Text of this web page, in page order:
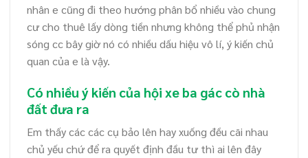
nhân e cũng đi theo hướng phân bổ nhiều vào chung
cư cho thuê lấy dòng tiền nhưng không thể phủ nhận
sóng cc bây giờ nó có nhiều dấu hiệu vô lí, ý kiến chủ
quan của e là vậy.
Có nhiều ý kiến của hội xe ba gác cò nhà
đất đưa ra
Em thấy các các cụ bảo lên hay xuống đều cãi nhau
chủ yếu chứ để ra quyết định đầu tư thì ai lên đây